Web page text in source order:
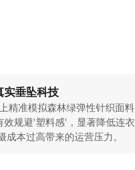
实垂坠科技
精准模拟森林绿弹性针织面料
效规避'塑料感'，显著降低连衣
成本过高带来的运营压力。